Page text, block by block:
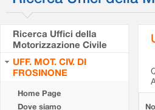
Ricerca Uffici della
Motorizzazione Civile
UFF. MOT. CIV. DI
FROSINONE
Home Page
Dove siamo